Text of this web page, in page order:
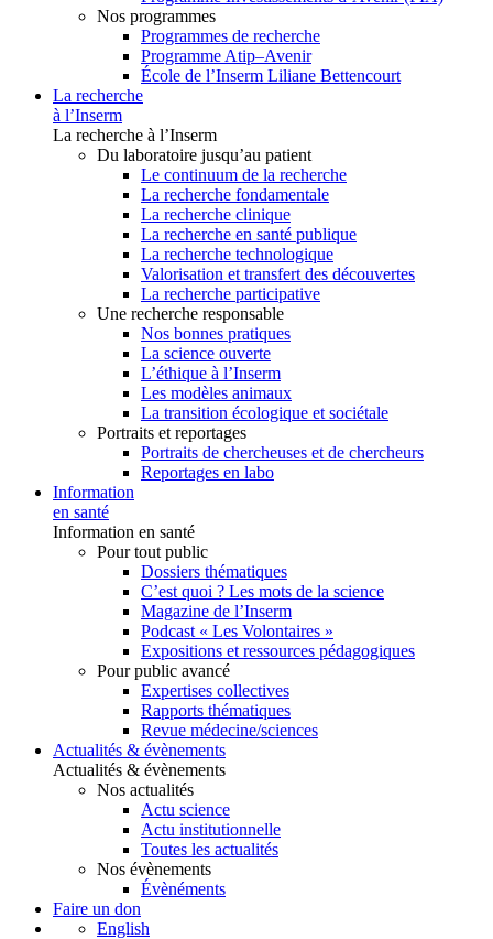
Nos programmes
Programmes de recherche
Programme Atip–Avenir
École de l’Inserm Liliane Bettencourt
La recherche
à l’Inserm
La recherche à l’Inserm
Du laboratoire jusqu’au patient
Le continuum de la recherche
La recherche fondamentale
La recherche clinique
La recherche en santé publique
La recherche technologique
Valorisation et transfert des découvertes
La recherche participative
Une recherche responsable
Nos bonnes pratiques
La science ouverte
L’éthique à l’Inserm
Les modèles animaux
La transition écologique et sociétale
Portraits et reportages
Portraits de chercheuses et de chercheurs
Reportages en labo
Information
en santé
Information en santé
Pour tout public
Dossiers thématiques
C’est quoi ? Les mots de la science
Magazine de l’Inserm
Podcast « Les Volontaires »
Expositions et ressources pédagogiques
Pour public avancé
Expertises collectives
Rapports thématiques
Revue médecine/sciences
Actualités & évènements
Actualités & évènements
Nos actualités
Actu science
Actu institutionnelle
Toutes les actualités
Nos évènements
Évènéments
Faire un don
English